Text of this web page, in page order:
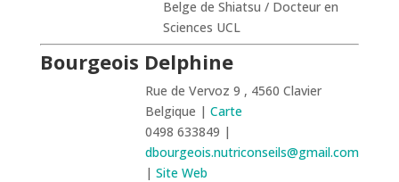
Belge de Shiatsu / Docteur en
Sciences UCL
Bourgeois Delphine
Rue de Vervoz 9 , 4560 Clavier
Belgique |Carte
0498 633849 |
dbourgeois.nutriconseils@gmail.com
|Site Web